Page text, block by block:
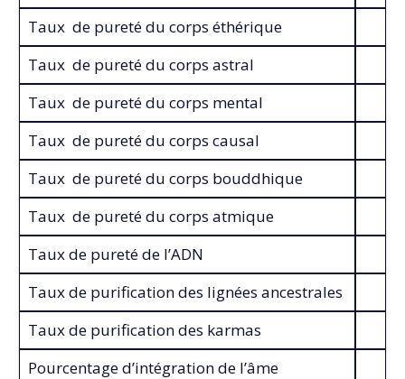
Taux de pureté du corps éthérique
Taux de pureté du corps astral
Taux de pureté du corps mental
Taux de pureté du corps causal
Taux de pureté du corps bouddhique
Taux de pureté du corps atmique
Taux de pureté de l’ADN
Taux de purification des lignées ancestrales
Taux de purification des karmas
Pourcentage d’intégration de l’âme